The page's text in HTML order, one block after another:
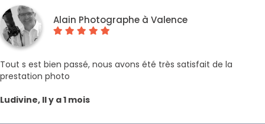
Alain Photographe à Valence
Tout s est bien passé, nous avons été très satisfait de la
prestation photo
Ludivine, Il y a 1 mois